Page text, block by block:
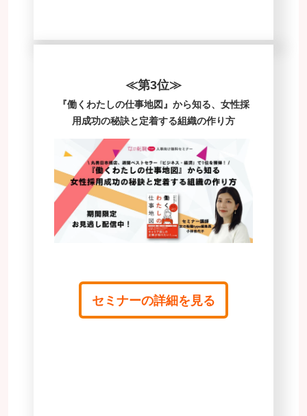
≪第3位≫
『働くわたしの仕事地図』から知る、女性採
用成功の秘訣と定着する組織の作り方
セミナーの詳細を見る